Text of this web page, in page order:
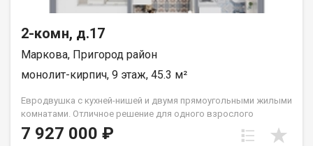
2-комн, д.17
Маркова, Пригород район
монолит-кирпич, 9 этаж, 45.3 м²
Евродвушка с кухней-нишей и двумя прямоугольными жилыми
комнатами. Отличное решение для одного взрослого
человека или семьи из двух человек. Вид во двор (южные
окна). Группа строительных компаний «Восток Центр Иркутск»
7 927 000 ₽